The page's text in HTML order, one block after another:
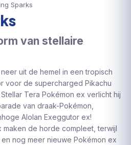
Sparks
van stellaire
uit de hemel in een tropisch
voor de supercharged Pikachu
Tera Pokémon ex verlicht hij
van draak-Pokémon,
Alolan Exeggutor ex!
maken de horde compleet, terwijl
en nog meer nieuwe Pokémon ex